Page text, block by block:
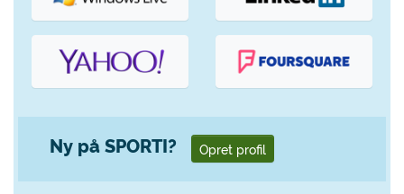
Ny på SPORTI? Opret profil